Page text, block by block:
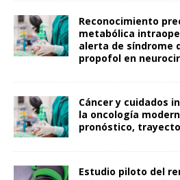
Reconocimiento
metabólica
alerta de síndrome
propofol en
Cáncer y cuidados
la oncología
pronóstico,
Estudio piloto del